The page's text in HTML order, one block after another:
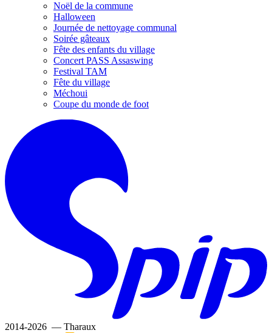
Noël de la commune
Halloween
Journée de nettoyage communal
Soirée gâteaux
Fête des enfants du village
Concert PASS Assaswing
Festival TAM
Fête du village
Méchoui
Coupe du monde de foot
2014-2026 — Tharaux